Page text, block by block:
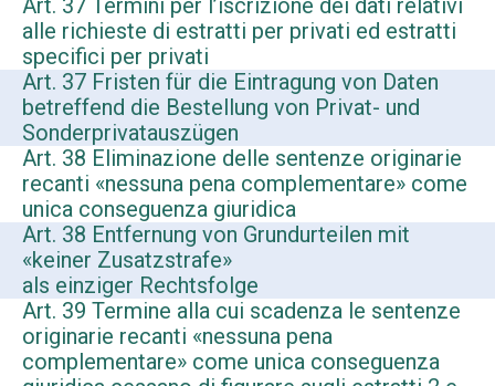
alle richieste di estratti per privati ed estratti
specifici per privati
Art. 37 Fristen für die Eintragung von Daten
betreffend die Bestellung von Privat- und
Sonderprivatauszügen
Art. 38 Eliminazione delle sentenze originarie
recanti «nessuna pena complementare» come
unica conseguenza giuridica
Art. 38 Entfernung von Grundurteilen mit
«keiner Zusatzstrafe»
als einziger Rechtsfolge
Art. 39 Termine alla cui scadenza le sentenze
originarie recanti «nessuna pena
complementare» come unica conseguenza